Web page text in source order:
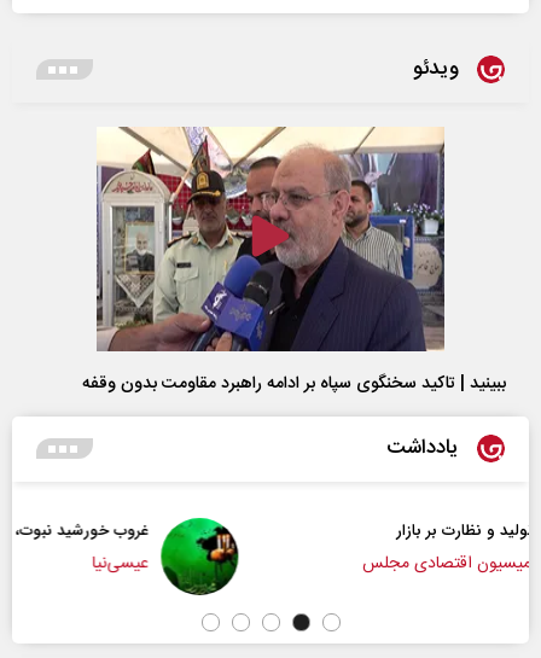
ویدئو
ببینید | تاکید سخنگوی سپاه بر ادامه راهبرد مقاومت بدون وقفه
یادداشت
غروب خورشید نبوت، طلوع تمدن امت